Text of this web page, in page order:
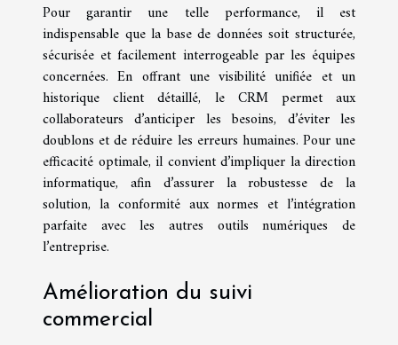
Pour garantir une telle performance, il est
indispensable que la base de données soit structurée,
sécurisée et facilement interrogeable par les équipes
concernées. En offrant une visibilité unifiée et un
historique client détaillé, le CRM permet aux
collaborateurs d’anticiper les besoins, d’éviter les
doublons et de réduire les erreurs humaines. Pour une
efficacité optimale, il convient d’impliquer la direction
informatique, afin d’assurer la robustesse de la
solution, la conformité aux normes et l’intégration
parfaite avec les autres outils numériques de
l’entreprise.
Amélioration du suivi
commercial